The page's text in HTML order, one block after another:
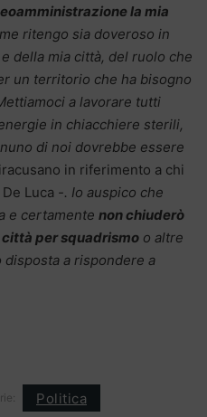
la mia
ritengo sia doveroso in
della mia città, del ruolo che
un territorio che ha bisogno
a lavorare tutti
in chiacchiere sterili,
di noi dovrebbe essere
in riferimento a chi
Luca -. Io auspico che
e certamente non chiuderò
per squadrismo o altre
a rispondere a
Politica